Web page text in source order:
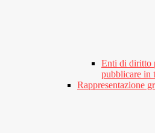
Enti di diritto
pubblicare in
Rappresentazione